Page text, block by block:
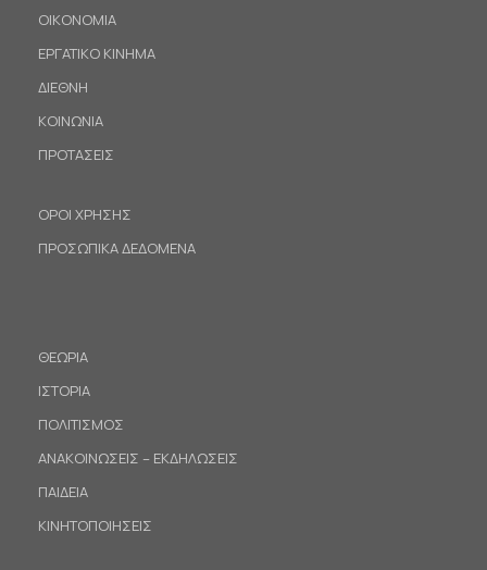
ΟΙΚΟΝΟΜΙΑ
ΕΡΓΑΤΙΚΟ ΚΙΝΗΜΑ
ΔΙΕΘΝΗ
ΚΟΙΝΩΝΙΑ
ΠΡΟΤΑΣΕΙΣ
ΟΡΟΙ ΧΡΗΣΗΣ
ΠΡΟΣΩΠΙΚΑ ΔΕΔΟΜΕΝΑ
ΘΕΩΡΙΑ
ΙΣΤΟΡΙΑ
ΠΟΛΙΤΙΣΜΟΣ
ΑΝΑΚΟΙΝΩΣΕΙΣ – ΕΚΔΗΛΩΣΕΙΣ
ΠΑΙΔΕΙΑ
ΚΙΝΗΤΟΠΟΙΗΣΕΙΣ